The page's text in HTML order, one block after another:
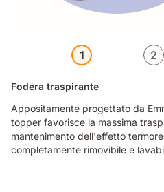
1 2
Fodera traspirante
Appositamente progettato da
topper favorisce la massima
mantenimento dell'effetto
completamente rimovibile e